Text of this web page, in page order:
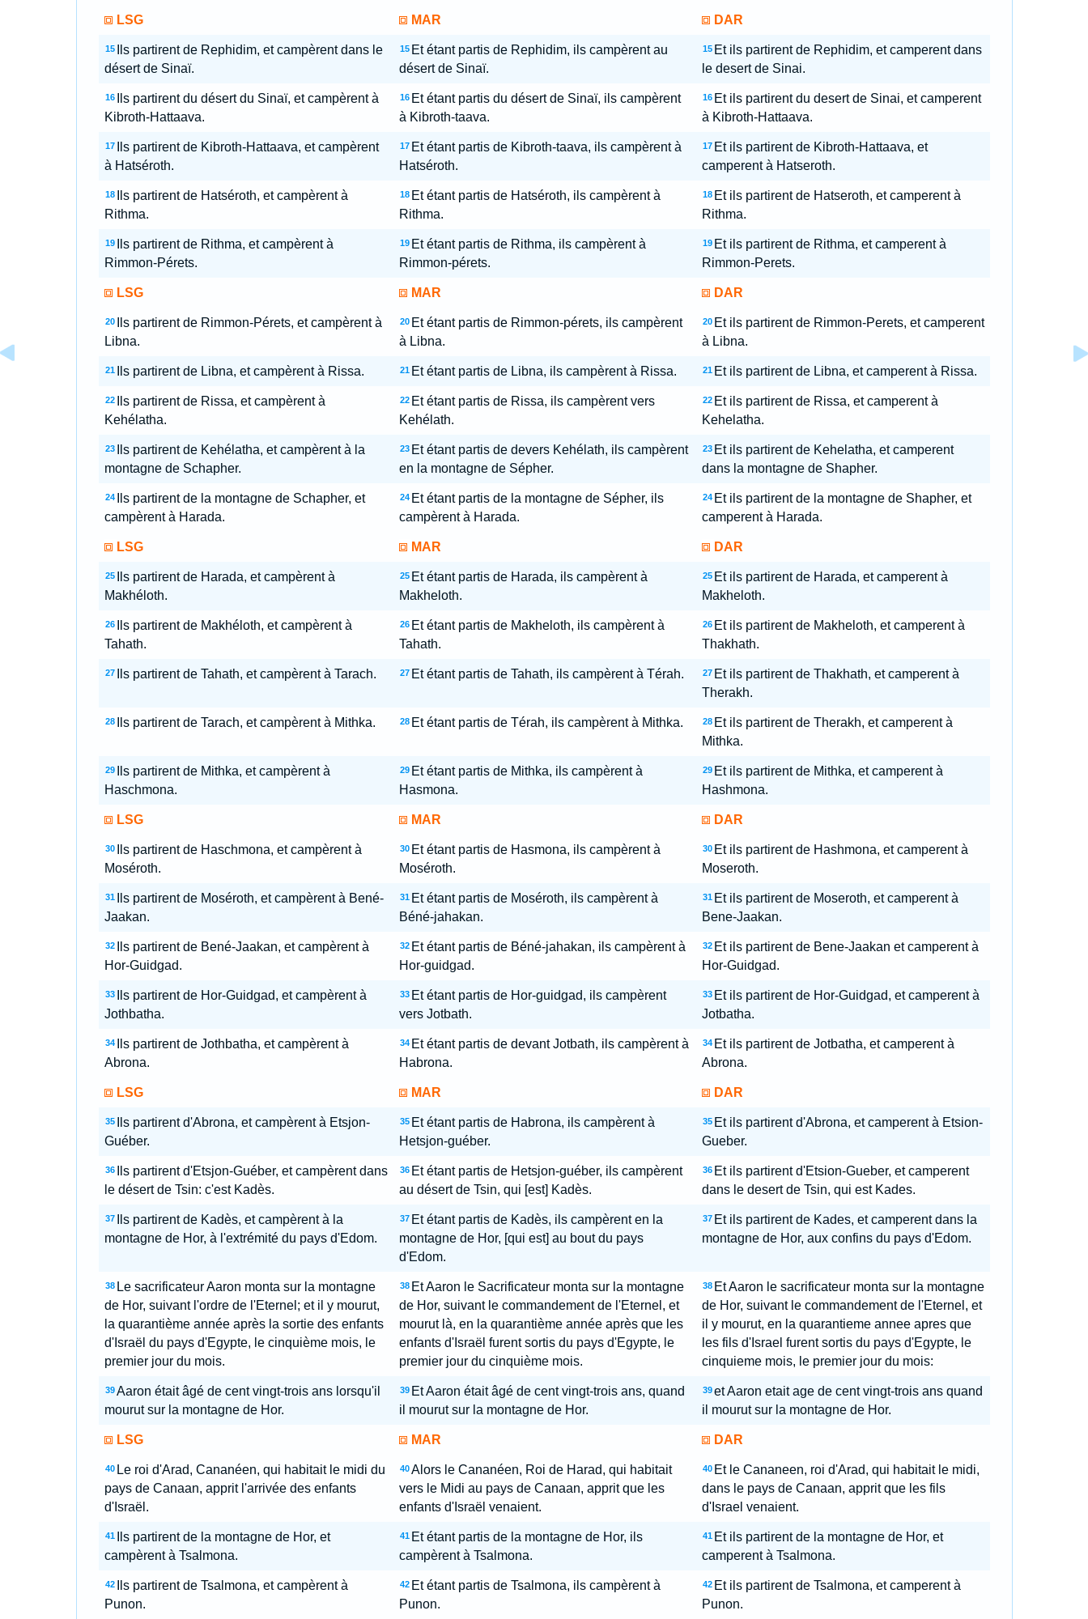
LSG MAR DAR
15
Ils partirent de Rephidim, et campèrent dans le
désert de Sinaï.
15 Et étant partis de Rephidim, ils campèrent au
désert de Sinaï.
15 Et ils partirent de Rephidim, et camperent dans
le desert de Sinai.
16
Ils partirent du désert du Sinaï, et campèrent à
Kibroth-Hattaava.
16 Et étant partis du désert de Sinaï, ils campèrent
à Kibroth-taava.
16 Et ils partirent du desert de Sinai, et camperent
à Kibroth-Hattaava.
17
Ils partirent de Kibroth-Hattaava, et campèrent
à Hatséroth.
17 Et étant partis de Kibroth-taava, ils campèrent à
Hatséroth.
17 Et ils partirent de Kibroth-Hattaava, et
camperent à Hatseroth.
18
Ils partirent de Hatséroth, et campèrent à
Rithma.
18 Et étant partis de Hatséroth, ils campèrent à
Rithma.
18 Et ils partirent de Hatseroth, et camperent à
Rithma.
19
Ils partirent de Rithma, et campèrent à
Rimmon-Pérets.
19 Et étant partis de Rithma, ils campèrent à
Rimmon-pérets.
19 Et ils partirent de Rithma, et camperent à
Rimmon-Perets.
LSG MAR DAR
20
Ils partirent de Rimmon-Pérets, et campèrent à
Libna.
20 Et étant partis de Rimmon-pérets, ils campèrent
à Libna.
20 Et ils partirent de Rimmon-Perets, et camperent
à Libna.
21 Ils partirent de Libna, et campèrent à Rissa. 21 Et étant partis de Libna, ils campèrent à Rissa. 21 Et ils partirent de Libna, et camperent à Rissa.
22
Ils partirent de Rissa, et campèrent à
Kehélatha.
22 Et étant partis de Rissa, ils campèrent vers
Kehélath.
22 Et ils partirent de Rissa, et camperent à
Kehelatha.
23
Ils partirent de Kehélatha, et campèrent à la
montagne de Schapher.
23 Et étant partis de devers Kehélath, ils campèrent
en la montagne de Sépher.
23 Et ils partirent de Kehelatha, et camperent
dans la montagne de Shapher.
24
Ils partirent de la montagne de Schapher, et
campèrent à Harada.
24 Et étant partis de la montagne de Sépher, ils
campèrent à Harada.
24 Et ils partirent de la montagne de Shapher, et
camperent à Harada.
LSG MAR DAR
25
Ils partirent de Harada, et campèrent à
Makhéloth.
25 Et étant partis de Harada, ils campèrent à
Makheloth.
25 Et ils partirent de Harada, et camperent à
Makheloth.
26
Ils partirent de Makhéloth, et campèrent à
Tahath.
26 Et étant partis de Makheloth, ils campèrent à
Tahath.
26 Et ils partirent de Makheloth, et camperent à
Thakhath.
27 Ils partirent de Tahath, et campèrent à Tarach. 27 Et étant partis de Tahath, ils campèrent à Térah. 27 Et ils partirent de Thakhath, et camperent à
Therakh.
28 Ils partirent de Tarach, et campèrent à Mithka. 28 Et étant partis de Térah, ils campèrent à Mithka. 28 Et ils partirent de Therakh, et camperent à
Mithka.
29
Ils partirent de Mithka, et campèrent à
Haschmona.
29 Et étant partis de Mithka, ils campèrent à
Hasmona.
29 Et ils partirent de Mithka, et camperent à
Hashmona.
LSG MAR DAR
30
Ils partirent de Haschmona, et campèrent à
Moséroth.
30 Et étant partis de Hasmona, ils campèrent à
Moséroth.
30 Et ils partirent de Hashmona, et camperent à
Moseroth.
31
Ils partirent de Moséroth, et campèrent à Bené-
Jaakan.
31 Et étant partis de Moséroth, ils campèrent à
Béné-jahakan.
31 Et ils partirent de Moseroth, et camperent à
Bene-Jaakan.
32
Ils partirent de Bené-Jaakan, et campèrent à
Hor-Guidgad.
32 Et étant partis de Béné-jahakan, ils campèrent à
Hor-guidgad.
32 Et ils partirent de Bene-Jaakan et camperent à
Hor-Guidgad.
33
Ils partirent de Hor-Guidgad, et campèrent à
Jothbatha.
33 Et étant partis de Hor-guidgad, ils campèrent
vers Jotbath.
33 Et ils partirent de Hor-Guidgad, et camperent à
Jotbatha.
34
Ils partirent de Jothbatha, et campèrent à
Abrona.
34 Et étant partis de devant Jotbath, ils campèrent à
Habrona.
34 Et ils partirent de Jotbatha, et camperent à
Abrona.
LSG MAR DAR
35
Ils partirent d'Abrona, et campèrent à Etsjon-
Guéber.
35 Et étant partis de Habrona, ils campèrent à
Hetsjon-guéber.
35 Et ils partirent d'Abrona, et camperent à Etsion-
Gueber.
36
Ils partirent d'Etsjon-Guéber, et campèrent dans
le désert de Tsin: c'est Kadès.
36 Et étant partis de Hetsjon-guéber, ils campèrent
au désert de Tsin, qui [est] Kadès.
36 Et ils partirent d'Etsion-Gueber, et camperent
dans le desert de Tsin, qui est Kades.
37
Ils partirent de Kadès, et campèrent à la
montagne de Hor, à l'extrémité du pays d'Edom.
37 Et étant partis de Kadès, ils campèrent en la
montagne de Hor, [qui est] au bout du pays
d'Edom.
37 Et ils partirent de Kades, et camperent dans la
montagne de Hor, aux confins du pays d'Edom.
38 Le sacrificateur Aaron monta sur la montagne
de Hor, suivant l'ordre de l'Eternel; et il y mourut,
la quarantième année après la sortie des enfants
d'Israël du pays d'Egypte, le cinquième mois, le
premier jour du mois.
38 Et Aaron le Sacrificateur monta sur la montagne
de Hor, suivant le commandement de l'Eternel, et
mourut là, en la quarantième année après que les
enfants d'Israël furent sortis du pays d'Egypte, le
premier jour du cinquième mois.
38 Et Aaron le sacrificateur monta sur la montagne
de Hor, suivant le commandement de l'Eternel, et
il y mourut, en la quarantieme annee apres que
les fils d'Israel furent sortis du pays d'Egypte, le
cinquieme mois, le premier jour du mois:
39 Aaron était âgé de cent vingt-trois ans lorsqu'il
mourut sur la montagne de Hor.
39 Et Aaron était âgé de cent vingt-trois ans, quand
il mourut sur la montagne de Hor.
39 et Aaron etait age de cent vingt-trois ans quand
il mourut sur la montagne de Hor.
LSG MAR DAR
40 Le roi d'Arad, Cananéen, qui habitait le midi du
pays de Canaan, apprit l'arrivée des enfants
d'Israël.
40 Alors le Cananéen, Roi de Harad, qui habitait
vers le Midi au pays de Canaan, apprit que les
enfants d'Israël venaient.
40 Et le Cananeen, roi d'Arad, qui habitait le midi,
dans le pays de Canaan, apprit que les fils
d'Israel venaient.
41
Ils partirent de la montagne de Hor, et
campèrent à Tsalmona.
41 Et étant partis de la montagne de Hor, ils
campèrent à Tsalmona.
41 Et ils partirent de la montagne de Hor, et
camperent à Tsalmona.
42
Ils partirent de Tsalmona, et campèrent à
Punon.
42 Et étant partis de Tsalmona, ils campèrent à
Punon.
42 Et ils partirent de Tsalmona, et camperent à
Punon.